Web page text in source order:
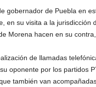
gobernador de Puebla en
en su visita a la jurisdicción
Morena hacen en su
de llamadas
oponente por los partidos
también van